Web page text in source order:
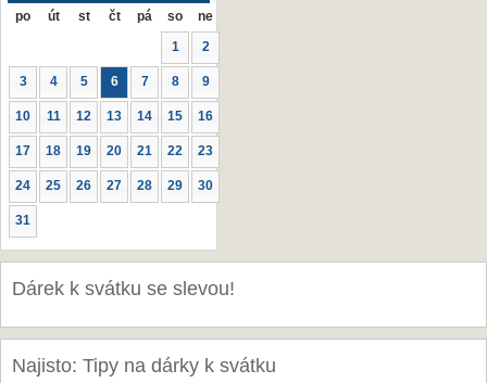
po út st čt pá so ne
1 2
3 4 5 6 7 8 9
10 11 12 13 14 15 16
17 18 19 20 21 22 23
24 25 26 27 28 29 30
31
Dárek k svátku se slevou!
Najisto: Tipy na dárky k svátku